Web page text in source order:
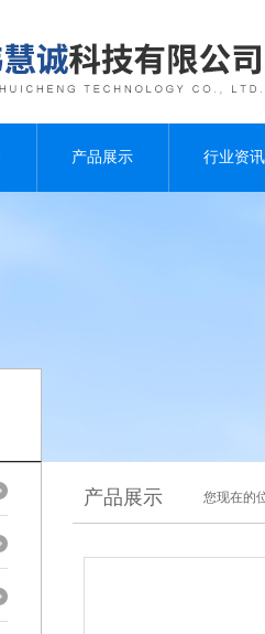
产品展示 行业资讯
产品展示 您现在的